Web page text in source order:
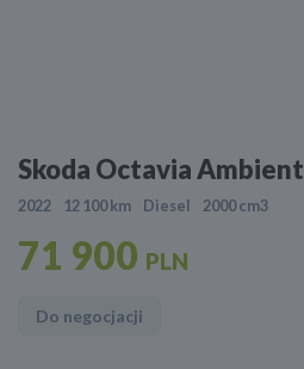
Skoda Octavia Ambient
2022 12 100 km Diesel 2000 cm3
71 900 PLN
Do negocjacji